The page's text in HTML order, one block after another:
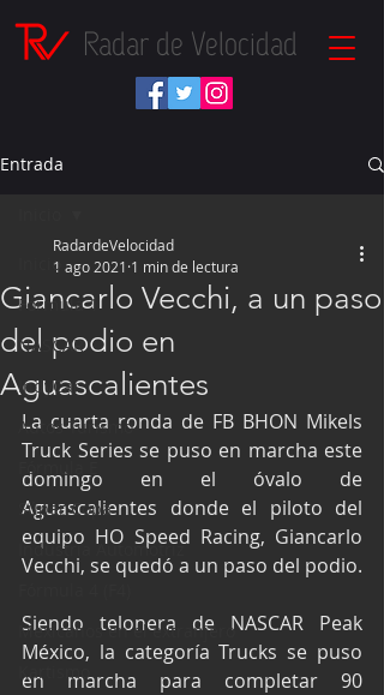
Radar de Velocidad
Entrada
Inicio
Fórmula 1
NASCAR
IndyCar
Autos Turismo
Fórmula E
Súper Copa
Industria Automotriz
Mexicanos en el extranjero
Kartismo
Giancarlo Vecchi, a un paso
del podio en
Aguascalientes
RadardeVelocidad
1 ago 2021 1 min de lectura
La cuarta ronda de FB BHON Mikels
Truck Series se puso en marcha este
domingo en el óvalo de
Aguascalientes donde el piloto del
equipo HO Speed Racing, Giancarlo
Vecchi, se quedó a un paso del podio.
Siendo telonera de NASCAR Peak
México, la categoría Trucks se puso
en marcha para completar 90